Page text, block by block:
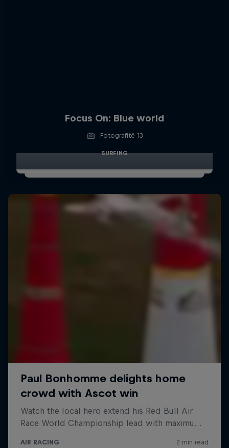
Focus On: Blue world
Fotografitë 13
SURFING